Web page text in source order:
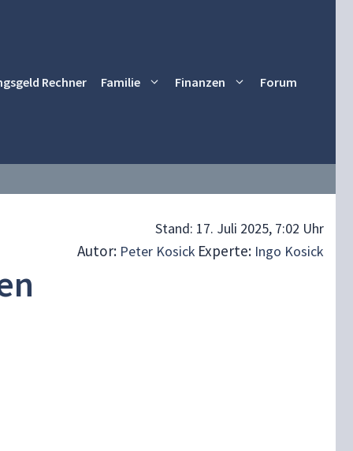
Rechner Familie Finanzen Forum
Stand: 17. Juli 2025, 7:02 Uhr
Autor: Peter Kosick Experte: Ingo Kosick